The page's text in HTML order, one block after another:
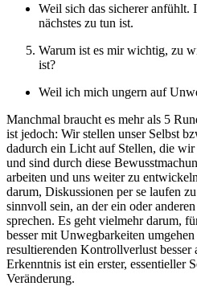
Weil sich das sicherer anfühlt.
nächstes zu tun ist.
Warum ist es mir wichtig, zu
ist?
Weil ich mich ungern auf
Manchmal braucht es mehr als 5
ist jedoch: Wir stellen unser Selbst
dadurch ein Licht auf Stellen, die wir
und sind durch diese
arbeiten und uns weiter zu
darum, Diskussionen per se laufen
sinnvoll sein, an der ein oder
sprechen. Es geht vielmehr darum,
besser mit Unwegbarkeiten
resultierenden Kontrollverlust besser
Erkenntnis ist ein erster, essentieller
Veränderung.